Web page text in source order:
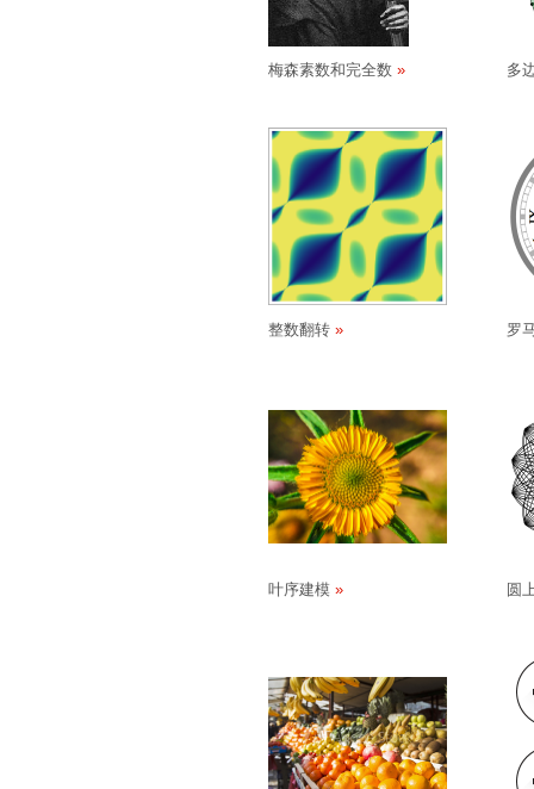
梅森素数和完全数 多
整数翻转 罗
叶序建模 圆